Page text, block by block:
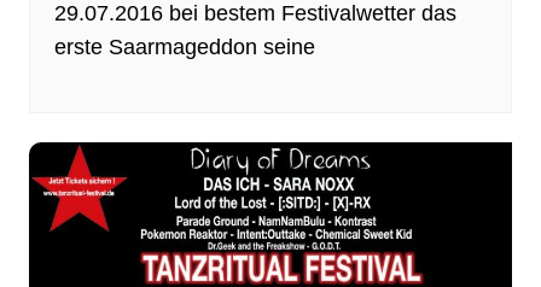
29.07.2016 bei bestem Festivalwetter das
erste Saarmageddon seine